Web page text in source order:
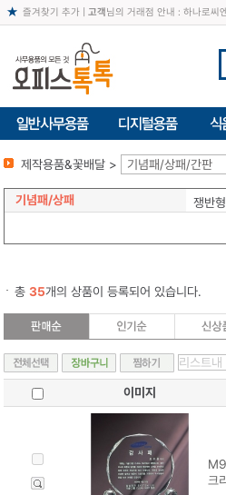
즐겨찾기 추가| 고객님의 거래점 안내 : 하나로씨
제작용품&꽃배달 > 기념패/상패/간판
기념패/상패 쟁반
총 35개의 상품이 등록되어 있습니다.
이미지
크